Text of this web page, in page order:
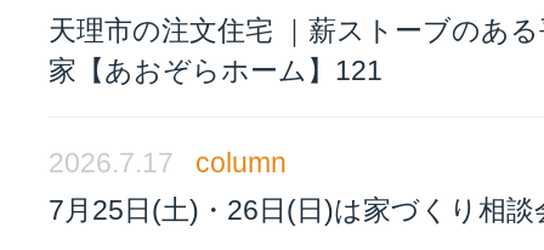
天理市の注文住宅 ｜薪ストーブのあ
家【あおぞらホーム】121
2026.7.17
column
7月25日(土)・26日(日)は家づくり相談